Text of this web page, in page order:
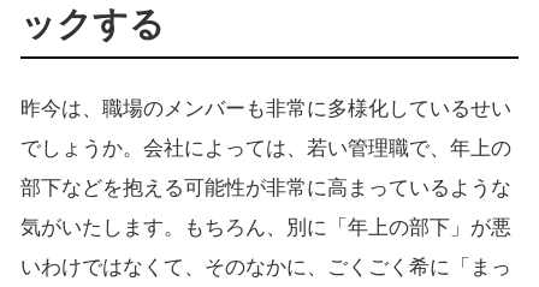
ックする
昨今は、職場のメンバーも非常に多様化しているせい
でしょうか。会社によっては、若い管理職で、年上の
部下などを抱える可能性が非常に高まっているような
気がいたします。もちろん、別に「年上の部下」が悪
いわけではなくて、そのなかに、ごくごく希に「まっ